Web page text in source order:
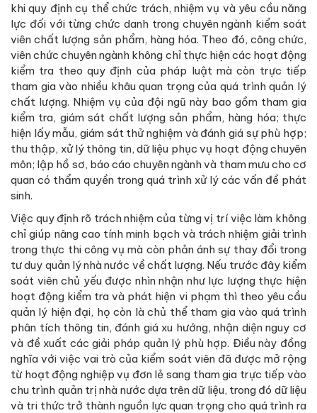
khi quy định cụ thể chức trách, nhiệm vụ và yêu cầu năng
lực đối với từng chức danh trong chuyên ngành kiểm soát
viên chất lượng sản phẩm, hàng hóa. Theo đó, công chức,
viên chức chuyên ngành không chỉ thực hiện các hoạt động
kiểm tra theo quy định của pháp luật mà còn trực tiếp
tham gia vào nhiều khâu quan trọng của quá trình quản lý
chất lượng. Nhiệm vụ của đội ngũ này bao gồm tham gia
kiểm tra, giám sát chất lượng sản phẩm, hàng hóa; thực
hiện lấy mẫu, giám sát thử nghiệm và đánh giá sự phù hợp;
thu thập, xử lý thông tin, dữ liệu phục vụ hoạt động chuyên
môn; lập hồ sơ, báo cáo chuyên ngành và tham mưu cho cơ
quan có thẩm quyền trong quá trình xử lý các vấn đề phát
sinh.
Việc quy định rõ trách nhiệm của từng vị trí việc làm không
chỉ giúp nâng cao tính minh bạch và trách nhiệm giải trình
trong thực thi công vụ mà còn phản ánh sự thay đổi trong
tư duy quản lý nhà nước về chất lượng. Nếu trước đây kiểm
soát viên chủ yếu được nhìn nhận như lực lượng thực hiện
hoạt động kiểm tra và phát hiện vi phạm thì theo yêu cầu
quản lý hiện đại, họ còn là chủ thể tham gia vào quá trình
phân tích thông tin, đánh giá xu hướng, nhận diện nguy cơ
và đề xuất các giải pháp quản lý phù hợp. Điều này đồng
nghĩa với việc vai trò của kiểm soát viên đã được mở rộng
từ hoạt động nghiệp vụ đơn lẻ sang tham gia trực tiếp vào
chu trình quản trị nhà nước dựa trên dữ liệu, trong đó dữ liệu
và tri thức trở thành nguồn lực quan trọng cho quá trình ra